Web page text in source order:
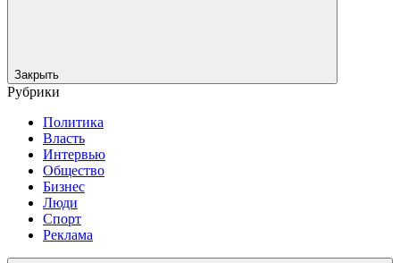
Закрыть
Рубрики
Политика
Власть
Интервью
Общество
Бизнес
Люди
Спорт
Реклама